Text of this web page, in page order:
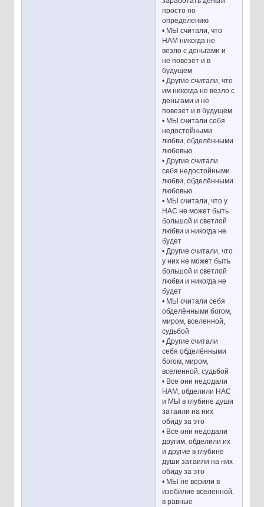
просто по
определению
• МЫ считали, что
НАМ никогда не
везло с деньгами и
не повезёт и в
будущем
• Другие считали, что
им никогда не везло с
деньгами и не
повезёт и в будущем
• МЫ считали себя
недостойными
любви, обделёнными
любовью
• Другие считали
себя недостойными
любви, обделёнными
любовью
• МЫ считали, что у
НАС не может быть
большой и светлой
любви и никогда не
будет
• Другие считали, что
у них не может быть
большой и светлой
любви и никогда не
будет
• МЫ считали себя
обделёнными богом,
миром, вселенной,
судьбой
• Другие считали
себя обделёнными
богом, миром,
вселенной, судьбой
• Все они недодали
НАМ, обделили НАС
и МЫ в глубине души
затаили на них
обиду за это
• Все они недодали
другим, обделили их
и другие в глубине
души затаили на них
обиду за это
• МЫ не верили в
изобилие вселенной,
в равные